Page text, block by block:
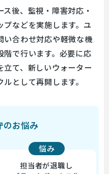
ス後、監視・障害対応・
プなどを実施します。ユ
い合わせ対応や軽微な機
階で行います。必要に応
立て、新しいウォーター
として再開します。
のお悩み
悩み
担当者が退職し